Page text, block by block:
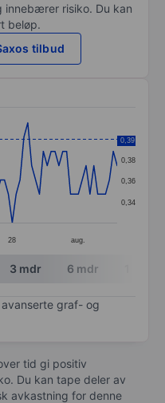
innebærer risiko. Du kan
beløp.
tilbud
categories.
values. Data
28 aug.
0,34
0,36
0,38
0,39
0,39
3 mdr 6 mdr
graf- og
tid gi positiv
Du kan tape deler av
avkastning for denne